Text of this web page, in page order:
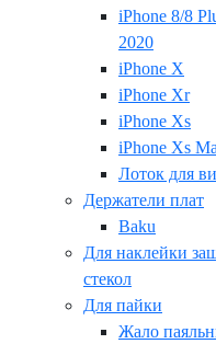
iPhone 8/8
2020
iPhone X
iPhone Xr
iPhone Xs
iPhone Xs
Лоток для
Держатели плат
Baku
Для наклейки
стекол
Для пайки
Жало